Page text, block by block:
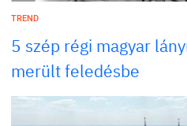
TREND
5 szép régi magyar
merült feledésbe